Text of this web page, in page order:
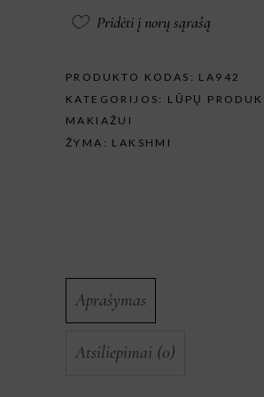
Pridėti į norų sąrašą
PRODUKTO KODAS: LA942
KATEGORIJOS: LŪPŲ
MAKIAŽUI
ŽYMA: LAKSHMI
Aprašymas
Atsiliepimai (0)